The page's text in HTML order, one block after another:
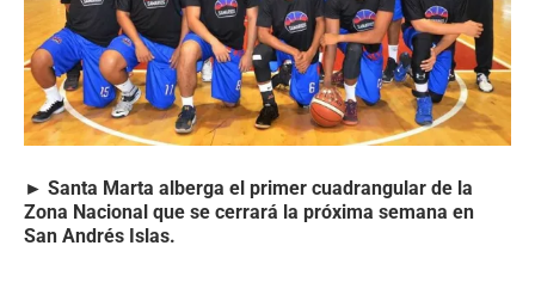
► Santa Marta alberga el primer cuadrangular de la
Zona Nacional que se cerrará la próxima semana en
San Andrés Islas.